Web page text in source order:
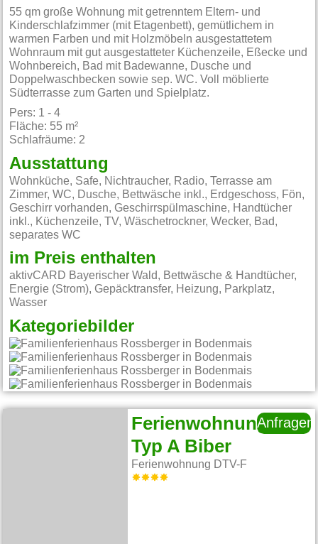
55 qm große Wohnung mit getrenntem Eltern- und
Kinderschlafzimmer (mit Etagenbett), gemütlichem in
warmen Farben und mit Holzmöbeln ausgestattetem
Wohnraum mit gut ausgestatteter Küchenzeile, Eßecke und
Wohnbereich, Bad mit Badewanne, Dusche und
Doppelwaschbecken sowie sep. WC. Voll möblierte
Südterrasse zum Garten und Spielplatz.
Pers: 1 - 4
Fläche: 55 m²
Schlafräume: 2
Ausstattung
Wohnküche, Safe, Nichtraucher, Radio, Terrasse am
Zimmer, WC, Dusche, Bettwäsche inkl., Erdgeschoss, Fön,
Geschirr vorhanden, Geschirrspülmaschine, Handtücher
inkl., Küchenzeile, TV, Wäschetrockner, Wecker, Bad,
separates WC
im Preis enthalten
aktivCARD Bayerischer Wald, Bettwäsche & Handtücher,
Energie (Strom), Gepäcktransfer, Heizung, Parkplatz,
Wasser
Kategoriebilder
Ferienwohnung
Typ A Biber
Ferienwohnung DTV-F
Anfragen